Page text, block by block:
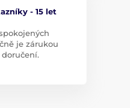
- 15 let
je zárukou